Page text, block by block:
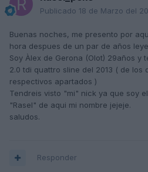
Publicado 18 de Marzo del
Buenas noches, me presento por
hora despues de un par de años
Soy Àlex de Gerona (Olot) 29años y
2.0 tdi quattro sline del 2013 ( de los
respectivos apartados )
Tendreis visto "mi" nick ya que soy
"Rasel" de aqui mi nombre jejeje.
saludos.
Responder